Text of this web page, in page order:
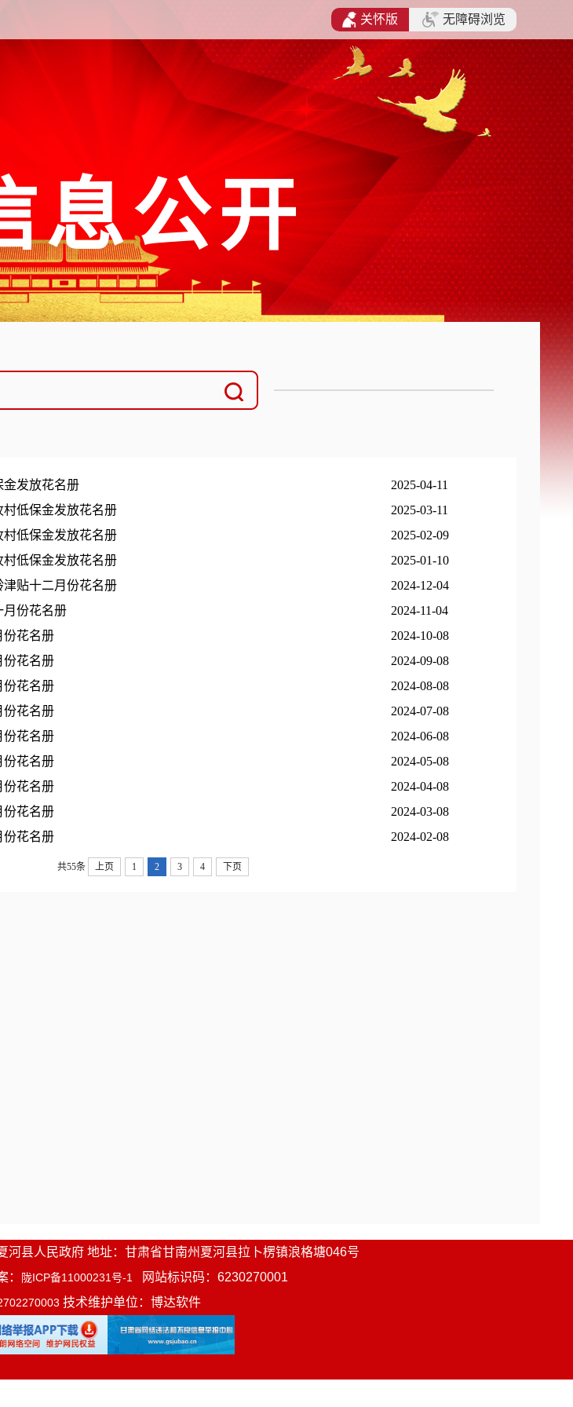
息公开
金发放花名册
2025-04-11
村低保金发放花名册
2025-03-11
村低保金发放花名册
2025-02-09
村低保金发放花名册
2025-01-10
津贴十二月份花名册
2024-12-04
月份花名册
2024-11-04
份花名册
2024-10-08
份花名册
2024-09-08
份花名册
2024-08-08
份花名册
2024-07-08
份花名册
2024-06-08
份花名册
2024-05-08
份花名册
2024-04-08
份花名册
2024-03-08
份花名册
2024-02-08
共55条 上页 1 2 3 4 下页
县人民政府 地址：甘肃省甘南州夏河县拉卜楞镇浪格塘046号
： 陇ICP备11000231号-1 网站标识码：6230270001
技术维护单位：博达软件
关怀版 无障碍浏览